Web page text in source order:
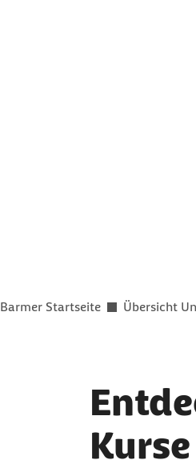
Sie befinden sich hier:
Barmer Startseite Übersicht
Kurse